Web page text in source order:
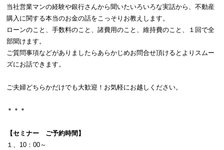
当社営業マンの経験や銀行さんから聞いたいろいろな実話から、不動産
購入に関する本当のお金の話をこっそりお教えします。
ローンのこと、手数料のこと、諸費用のこと、維持費のこと、１回で全
部聞けます。
ご質問事項などがありましたらあらかじめお問合せ頂けるとよりスムー
ズにお話できます。
ご夫婦どちらかだけでも大歓迎！お気軽にお越しください。
＊＊＊
【セミナー ご予約時間】
１、10：00～